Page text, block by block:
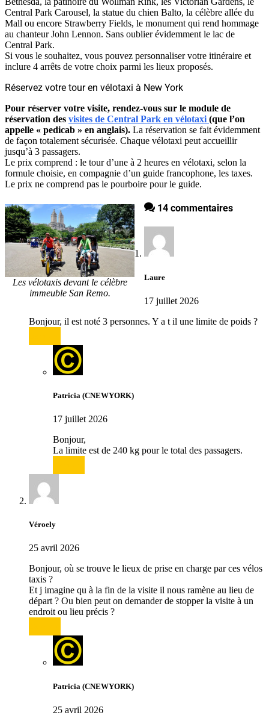
Central Park Carousel, la statue du chien Balto, la célèbre allée du
Mall ou encore Strawberry Fields, le monument qui rend hommage
au chanteur John Lennon. Sans oublier évidemment le lac de
Central Park.
Si vous le souhaitez, vous pouvez personnaliser votre itinéraire et
inclure 4 arrêts de votre choix parmi les lieux proposés.
Réservez votre tour en vélotaxi à New York
Pour réserver votre visite, rendez-vous sur le module de
réservation des visites de Central Park en vélotaxi (que l’on
appelle « pedicab » en anglais). La réservation se fait évidemment
de façon totalement sécurisée. Chaque vélotaxi peut accueillir
jusqu’à 3 passagers.
Le prix comprend : le tour d’une à 2 heures en vélotaxi, selon la
formule choisie, en compagnie d’un guide francophone, les taxes.
Le prix ne comprend pas le pourboire pour le guide.
Les vélotaxis devant le célèbre
immeuble San Remo.
14 commentaires
Laure
17 juillet 2026
Bonjour, il est noté 3 personnes. Y a t il une limite de poids ?
Patricia (CNEWYORK)
17 juillet 2026
Bonjour,
La limite est de 240 kg pour le total des passagers.
Véroely
25 avril 2026
Bonjour, où se trouve le lieux de prise en charge par ces vélos
taxis ?
Et j imagine qu à la fin de la visite il nous ramène au lieu de
départ ? Ou bien peut on demander de stopper la visite à un
endroit ou lieu précis ?
Patricia (CNEWYORK)
25 avril 2026